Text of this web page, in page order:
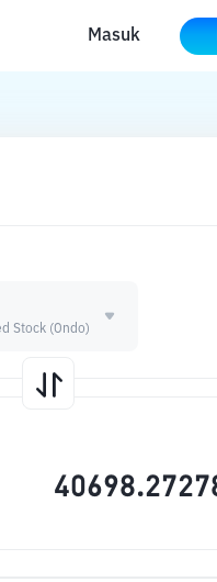
Masuk
Stock (Ondo)